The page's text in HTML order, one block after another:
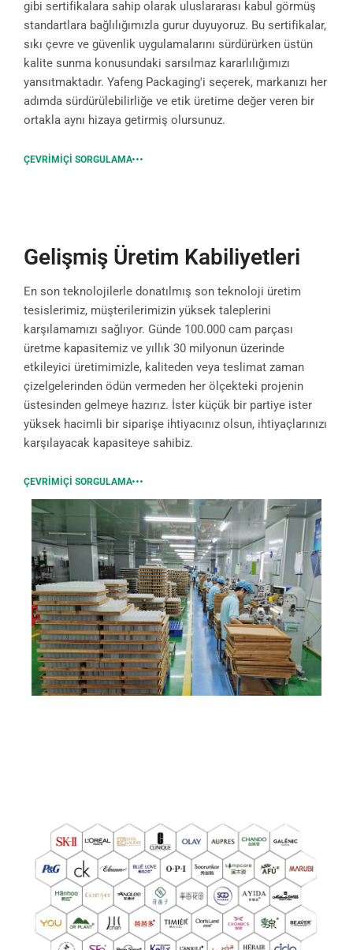
gibi sertifikalara sahip olarak uluslararası kabul görmüş
standartlara bağlılığımızla gurur duyuyoruz. Bu sertifikalar,
sıkı çevre ve güvenlik uygulamalarını sürdürürken üstün
kalite sunma konusundaki sarsılmaz kararlılığımızı
yansıtmaktadır. Yafeng Packaging'i seçerek, markanızı her
adımda sürdürülebilirliğe ve etik üretime değer veren bir
ortakla aynı hizaya getirmiş olursunuz.
ÇEVRIMIÇI SORGULAMA
Gelişmiş Üretim Kabiliyetleri
En son teknolojilerle donatılmış son teknoloji üretim
tesislerimiz, müşterilerimizin yüksek taleplerini
karşılamamızı sağlıyor. Günde 100.000 cam parçası
üretme kapasitemiz ve yıllık 30 milyonun üzerinde
etkileyici üretimimizle, kaliteden veya teslimat zaman
çizelgelerinden ödün vermeden her ölçekteki projenin
üstesinden gelmeye hazırız. İster küçük bir partiye ister
yüksek hacimli bir siparişe ihtiyacınız olsun, ihtiyaçlarınızı
karşılayacak kapasiteye sahibiz.
ÇEVRIMIÇI SORGULAMA